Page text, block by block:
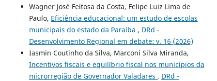
Wagner José Feitosa da Costa, Felipe Luiz Lima de
Paulo, Eficiência educacional: um estudo de escolas
municipais do estado da Paraíba , DRd -
Desenvolvimento Regional em debate: v. 16 (2026)
Iasmin Coutinho da Silva, Marconi Silva Miranda,
Incentivos fiscais e equilíbrio fiscal nos municípios da
microrregião de Governador Valadares , DRd -